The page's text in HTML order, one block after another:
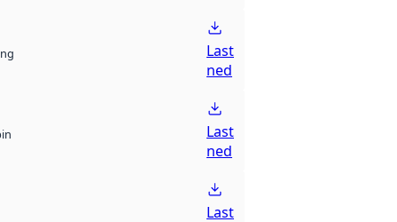
Last
ned
Last
ned
Last